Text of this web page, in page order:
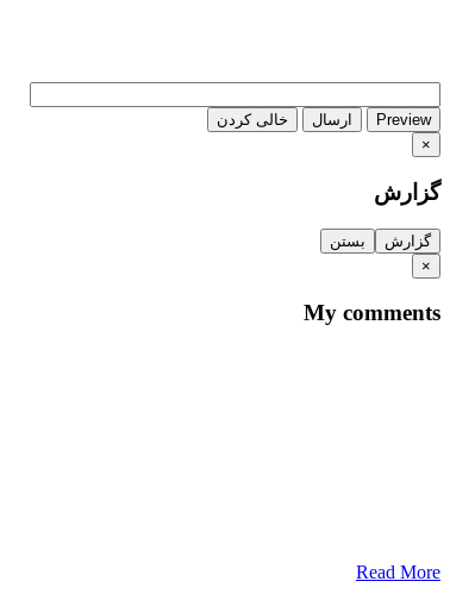
Preview ارسال
خالی کردن
×
گزارش
گزارش
بستن
×
My comments
Read More